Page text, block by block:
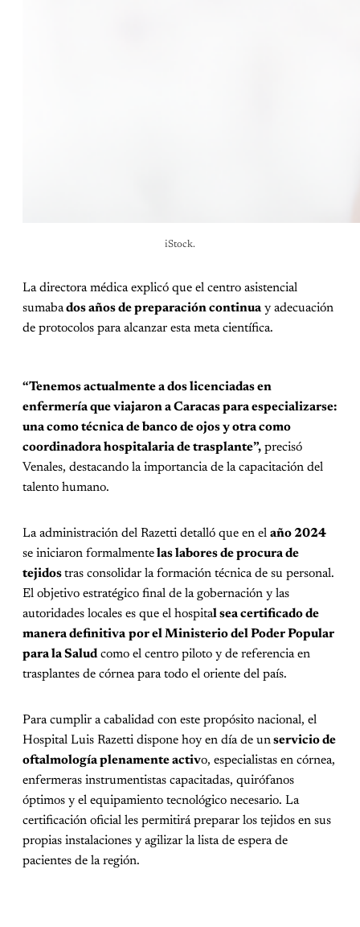
iStock.
La directora médica explicó que el centro asistencial
sumabados años de preparación continua y adecuación
de protocolos para alcanzar esta meta científica.
“Tenemos actualmente a dos licenciadas en
enfermería que viajaron a Caracas para especializarse:
una como técnica de banco de ojos y otra como
coordinadora hospitalaria de trasplante”, precisó
Venales, destacando la importancia de la capacitación del
talento humano.
La administración del Razetti detalló que en el año 2024
se iniciaron formalmentelas labores de procura de
tejidostras consolidar la formación técnica de su personal.
El objetivo estratégico final de la gobernación y las
autoridades locales es que el hospital sea certificado de
manera definitiva por el Ministerio del Poder Popular
para la Saludcomo el centro piloto y de referencia en
trasplantes de córnea para todo el oriente del país.
Para cumplir a cabalidad con este propósito nacional, el
Hospital Luis Razetti dispone hoy en día de unservicio de
oftalmología plenamente activo, especialistas en córnea,
enfermeras instrumentistas capacitadas, quirófanos
óptimos y el equipamiento tecnológico necesario. La
certificación oficial les permitirá preparar los tejidos en sus
propias instalaciones y agilizar la lista de espera de
pacientes de la región.